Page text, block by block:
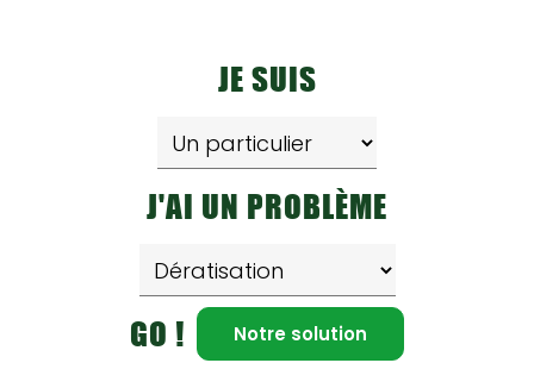
JE SUIS
J'AI UN PROBLÈME
GO ! Notre solution